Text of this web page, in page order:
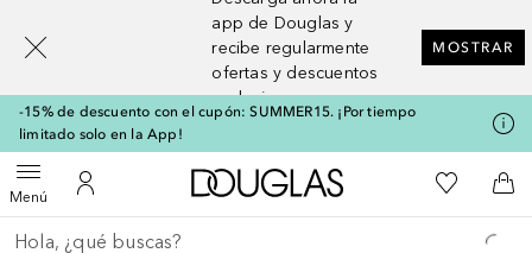
app de Douglas y
recibe regularmente
ofertas y descuentos
exclusivos
MOSTRAR
-15% de descuento con el cupón: SUMMER15. ¡Por tiempo
limitado solo en la App!
MenúAbrir menúMi cuenta
A Douglas HomeMi lista de
A
Regresar
Ejecutar búsqueda
[navigation.slideout.screenreader]